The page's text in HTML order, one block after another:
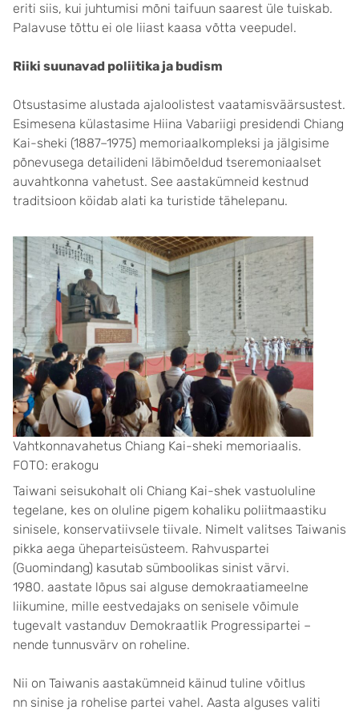
eriti siis, kui juhtumisi mõni taifuun saarest üle tuiskab.
Palavuse tõttu ei ole liiast kaasa võtta veepudel.
Riiki suunavad poliitika ja budism
Otsustasime alustada ajaloolistest vaatamisväärsustest.
Esimesena külastasime Hiina Vabariigi presidendi Chiang
Kai-sheki (1887–1975) memoriaalkompleksi ja jälgisime
põnevusega detailideni läbimõeldud tseremoniaalset
auvahtkonna vahetust. See aastakümneid kestnud
traditsioon köidab alati ka turistide tähelepanu.
Vahtkonnavahetus Chiang Kai-sheki memoriaalis.
FOTO: erakogu
Taiwani seisukohalt oli Chiang Kai-shek vastuoluline
tegelane, kes on oluline pigem kohaliku poliitmaastiku
sinisele, konservatiivsele tiivale. Nimelt valitses Taiwanis
pikka aega üheparteisüsteem. Rahvuspartei
(Guomindang) kasutab sümboolikas sinist värvi.
1980. aastate lõpus sai alguse demokraatiameelne
liikumine, mille eestvedajaks on senisele võimule
tugevalt vastanduv Demokraatlik Progressipartei –
nende tunnusvärv on roheline.
Nii on Taiwanis aastakümneid käinud tuline võitlus
nn sinise ja rohelise partei vahel. Aasta alguses valiti